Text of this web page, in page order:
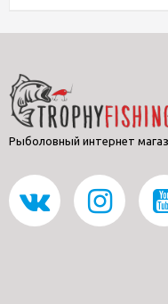
Рыболовный интернет